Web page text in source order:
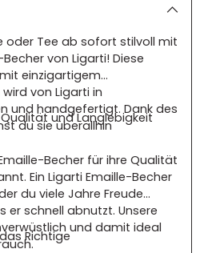
oder Tee ab sofort stilvoll mit
von Ligarti! Diese
einzigartigem
von Ligarti in
und handgefertigt. Dank des
du sie überallhin
und Langlebigkeit
Becher für ihre Qualität
Ein Ligarti Emaille-Becher
du viele Jahre Freude
er schnell abnutzt. Unsere
und damit ideal
Richtige